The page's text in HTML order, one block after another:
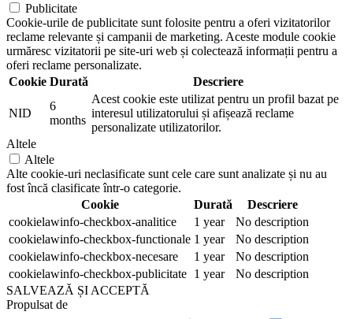
Publicitate
Cookie-urile de publicitate sunt folosite pentru a oferi vizitatorilor
reclame relevante și campanii de marketing. Aceste module cookie
urmăresc vizitatorii pe site-uri web și colectează informații pentru a
oferi reclame personalizate.
Cookie Durată Descriere
NID
6
months
Acest cookie este utilizat pentru un profil bazat pe
interesul utilizatorului și afișează reclame
personalizate utilizatorilor.
Altele
Altele
Alte cookie-uri neclasificate sunt cele care sunt analizate și nu au
fost încă clasificate într-o categorie.
Cookie
Durată
Descriere
cookielawinfo-checkbox-analitice
1 year
No description
cookielawinfo-checkbox-functionale 1 year
No description
cookielawinfo-checkbox-necesare
1 year
No description
cookielawinfo-checkbox-publicitate 1 year
No description
SALVEAZĂ ȘI ACCEPTĂ
Propulsat de